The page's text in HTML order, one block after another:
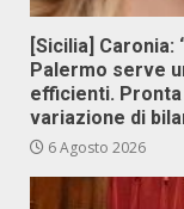
[Sicilia]
Palermo serve
efficienti.
variazione di
6 Agosto 2026